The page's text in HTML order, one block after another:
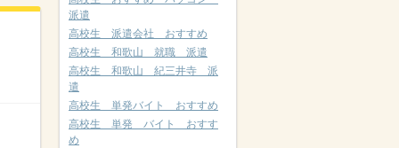
派遣
高校生 派遣会社 おすすめ
高校生 和歌山 就職 派遣
高校生 和歌山 紀三井寺 派
遣
高校生 単発バイト おすすめ
高校生 単発 バイト おすす
め